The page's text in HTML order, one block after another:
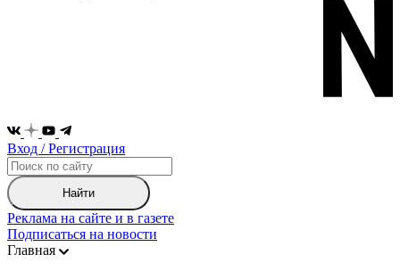
Вход / Регистрация
Найти
Реклама на сайте и в газете
Подписаться на новости
Главная